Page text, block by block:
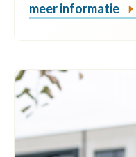
meer informatie